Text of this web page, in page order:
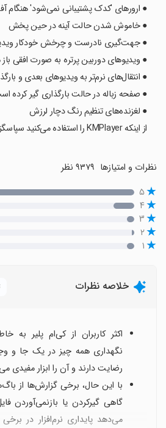
● ارورهای 'کدک پشتیبانی نمی‌شود' هنگام
● خاموش شدن حالت آینه در حین پخش
● جهت‌گیری نادرست و چرخش خودکار
● ویدیوهای دوربین پرتره به صورت افقی
● انتقال‌های نرم‌تر به ویدیوهای بعدی و
● صفحه زباله در حالت بارگذاری گیر کرده
● لغزنده‌های تنظیم رنگ دچار لرزش
از اینکه KMPlayer را استفاده می‌کنید سپاسگزاریم!
نظرات و امتیازها
۵
۴
۳
۲
۱
خلاصه نظرات
اکثر کاربران از کی‌ام پلیر به
نگهداری همه چیز در یک جا و
رضایت دارند و آن را ابزار مفیدی
با این حال، برخی گزارش‌ها از
گاهی گیرکردن یا بازنمی‌آوردن
می‌دهد پایداری نرم‌افزار در